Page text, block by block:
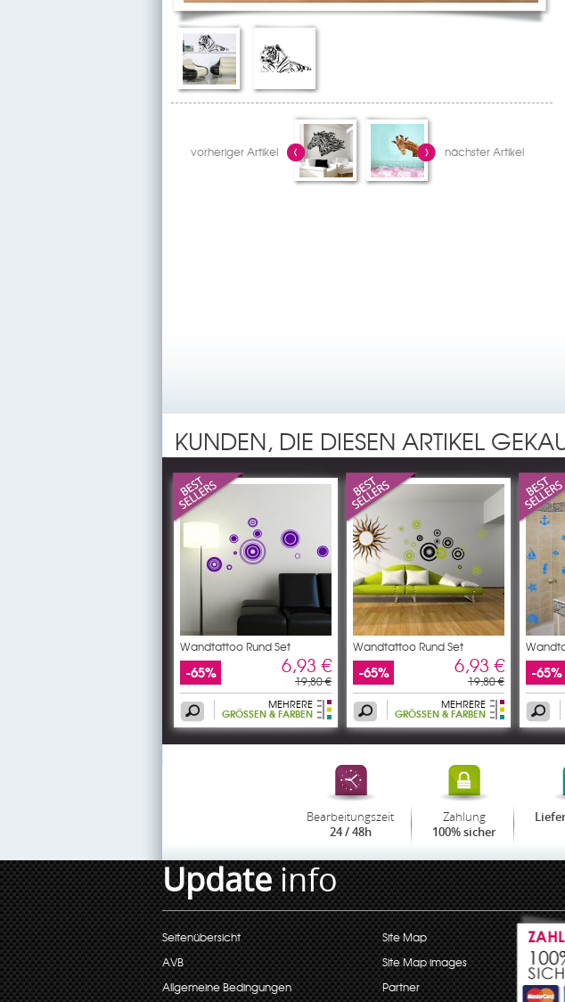
vorheriger Artikel nächster Artikel
KUNDEN, DIE DIESEN ARTIKEL
Wandtattoo Rund Set
-65% 6,93 €
19,80 €
MEHRERE
GRÖSSEN & FARBEN
Wandtattoo Rund Set
-65% 6,93 €
19,80 €
MEHRERE
GRÖSSEN & FARBEN
-65%
Bearbeitungszeit
24 / 48h
Zahlung
100% sicher
Updateinfo
Seitenübersicht
AVB
Allgemeine Bedingungen
Site Map
Site Map images
Partner